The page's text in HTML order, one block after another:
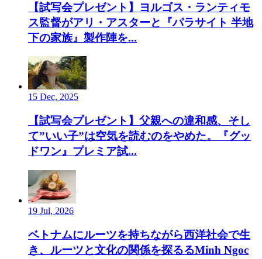
【試写会プレゼント】ヨルゴス・ランティモ
ス監督がアリ・アスターと『パラサイト 半地
下の家族』製作陣を...
15 Dec, 2025
【試写会プレゼント】父親への違和感、そし
て”いい子”は空気を読むのをやめた。『グッ
ドワン』プレミア試...
19 Jul, 2026
ベトナムにルーツを持ちながら西洋社会で生
き、ルーツと文化の関係を探るるMinh Ngoc